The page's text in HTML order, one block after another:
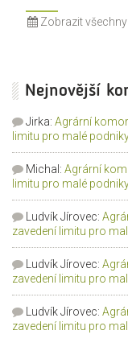
Zobrazit
Nejnovější
Jirka: Agrární
limitu pro malé
Michal : Agrární
limitu pro malé
Ludvík Jírovec:
zavedení limitu pro
Ludvík Jírovec:
zavedení limitu pro
Ludvík Jírovec:
zavedení limitu pro